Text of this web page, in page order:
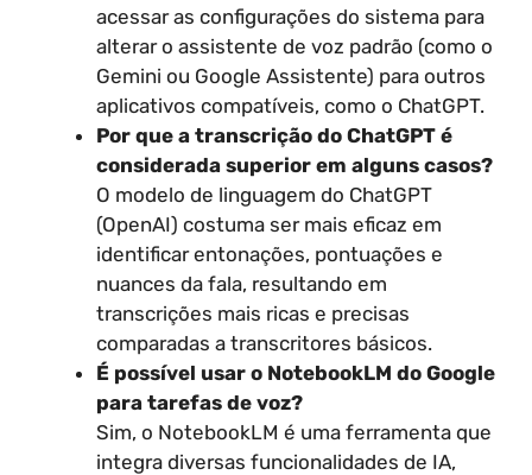
acessar as configurações do sistema para
alterar o assistente de voz padrão (como o
Gemini ou Google Assistente) para outros
aplicativos compatíveis, como o ChatGPT.
Por que a transcrição do ChatGPT é
considerada superior em alguns casos?
O modelo de linguagem do ChatGPT
(OpenAI) costuma ser mais eficaz em
identificar entonações, pontuações e
nuances da fala, resultando em
transcrições mais ricas e precisas
comparadas a transcritores básicos.
É possível usar o NotebookLM do Google
para tarefas de voz?
Sim, o NotebookLM é uma ferramenta que
integra diversas funcionalidades de IA,